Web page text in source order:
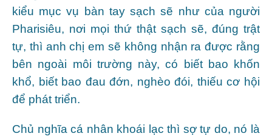
kiểu mục vụ bàn tay sạch sẽ như của người
Pharisiêu, nơi mọi thứ thật sạch sẽ, đúng trật
tự, thì anh chị em sẽ không nhận ra được rằng
bên ngoài môi trường này, có biết bao khốn
khổ, biết bao đau đớn, nghèo đói, thiếu cơ hội
để phát triển.
Chủ nghĩa cá nhân khoái lạc thì sợ tự do, nó là